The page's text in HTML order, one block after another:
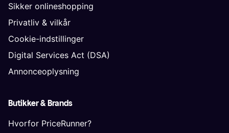
Sikker onlineshopping
Privatliv & vilkår
Cookie-indstillinger
Digital Services Act (DSA)
Annonceoplysning
Butikker & Brands
Hvorfor PriceRunner?